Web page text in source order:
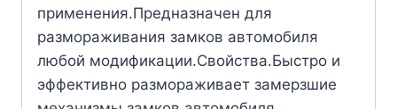
применения.Предназначен для
размораживания замков автомобиля
любой модификации.Свойства.Быстро и
эффективно размораживает замерзшие